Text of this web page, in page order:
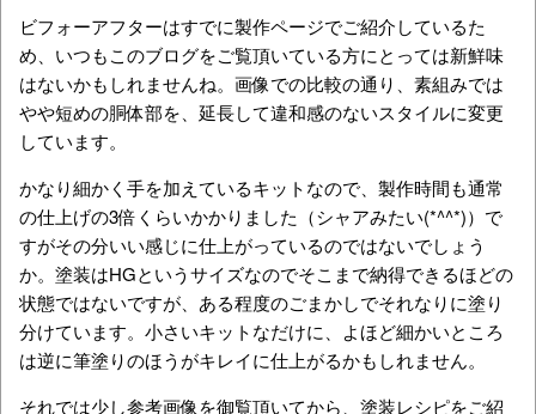
ビフォーアフターはすでに製作ページでご紹介しているた
め、いつもこのブログをご覧頂いている方にとっては新鮮味
はないかもしれませんね。画像での比較の通り、素組みでは
やや短めの胴体部を、延長して違和感のないスタイルに変更
しています。
かなり細かく手を加えているキットなので、製作時間も通常
の仕上げの3倍くらいかかりました（シャアみたい(*^^*)）で
すがその分いい感じに仕上がっているのではないでしょう
か。塗装はHGというサイズなのでそこまで納得できるほどの
状態ではないですが、ある程度のごまかしでそれなりに塗り
分けています。小さいキットなだけに、よほど細かいところ
は逆に筆塗りのほうがキレイに仕上がるかもしれません。
それでは少し参考画像を御覧頂いてから、塗装レシピをご紹